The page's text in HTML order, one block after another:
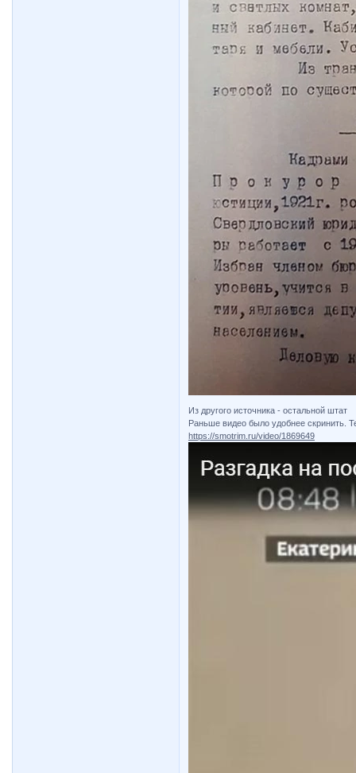
Из другого источника - остальной штат
Раньше видео было удобнее скринить.
https://smotrim.ru/video/1869649